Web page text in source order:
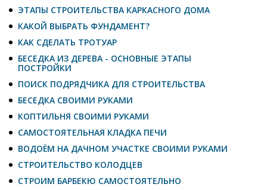
ЭТАПЫ СТРОИТЕЛЬСТВА КАРКАСНОГО ДОМА
КАКОЙ ВЫБРАТЬ ФУНДАМЕНТ?
КАК СДЕЛАТЬ ТРОТУАР
БЕСЕДКА ИЗ ДЕРЕВА - ОСНОВНЫЕ ЭТАПЫ
ПОСТРОЙКИ
ПОИСК ПОДРЯДЧИКА ДЛЯ СТРОИТЕЛЬСТВА
БЕСЕДКА СВОИМИ РУКАМИ
КОПТИЛЬНЯ СВОИМИ РУКАМИ
САМОСТОЯТЕЛЬНАЯ КЛАДКА ПЕЧИ
ВОДОЁМ НА ДАЧНОМ УЧАСТКЕ СВОИМИ РУКАМИ
СТРОИТЕЛЬСТВО КОЛОДЦЕВ
СТРОИМ БАРБЕКЮ САМОСТОЯТЕЛЬНО